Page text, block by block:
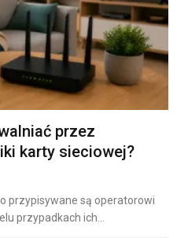
przez
karty sieciowej?
przypisywane są operatorowi
przypadkach ich…